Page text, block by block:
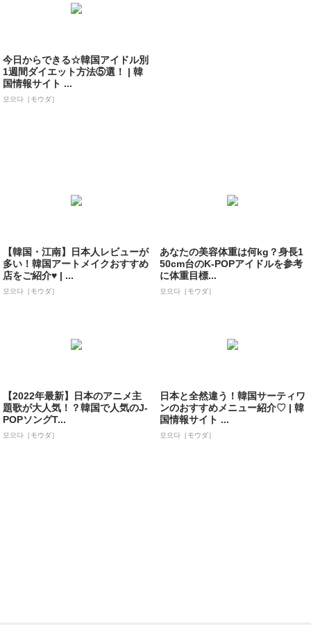
今日からできる☆韓国アイドル別
1週間ダイエット方法⑤選！ | 韓
国情報サイト ...
모으다［モウダ］
【韓国・江南】日本人レビューが
多い！韓国アートメイクおすすめ
店をご紹介♥ | ...
모으다［モウダ］
あなたの美容体重は何kg？身長1
50cm台のK-POPアイドルを参考
に体重目標...
모으다［モウダ］
【2022年最新】日本のアニメ主
題歌が大人気！？韓国で人気のJ-
POPソングT...
모으다［モウダ］
日本と全然違う！韓国サーティワ
ンのおすすめメニュー紹介♡ | 韓
国情報サイト ...
모으다［モウダ］